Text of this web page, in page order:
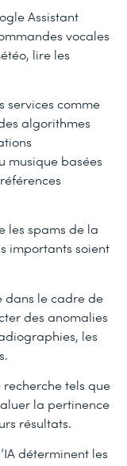
Assistant
vocales
lire les
services comme
algorithmes
musique basées
les spams de la
importants soient
dans le cadre de
des anomalies
les
recherche tels que
la pertinence
résultats.
déterminent les